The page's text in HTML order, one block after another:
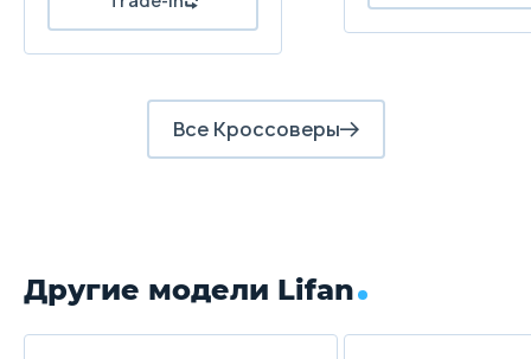
Все Кроссоверы
Другие модели Lifan